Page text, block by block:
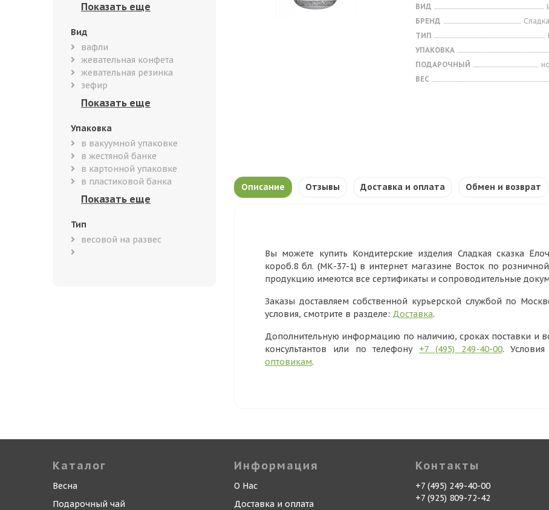
Вид
вафли
жевательная конфета
жевательная резинка
зефир
Упаковка
в вакуумной упаковке
в жестяной банке
в картонной упаковке
в пластиковой банка
Тип
весовой на развес
ВИД
БРЕНД
ТИП
УПАКОВКА
ПОДАРОЧНЫЙ
ВЕС
Описание Отзывы Доставка и оплата Обмен и возврат
Вы можете купить Кондитерские изделия Сладкая сказка
короб.8 бл. (МК-37-1) в интернет магазине Восток по
продукцию имеются все сертификаты и сопроводительные
Заказы доставляем собственной курьерской службой по
условия, смотрите в разделе: Доставка.
Дополнительную информацию по наличию, сроках поставки и
консультантов или по телефону +7 (495) 249-40-00.
оптовикам.
Каталог
Весна
Подарочный чай
Информация
О Нас
Доставка и оплата
Контакты
+7 (495) 249-40-00
+7 (925) 809-72-42